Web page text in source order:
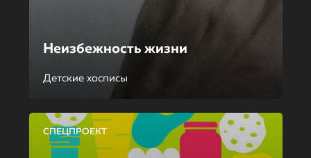
Неизбежность жизни
Детские хосписы
СПЕЦПРОЕКТ